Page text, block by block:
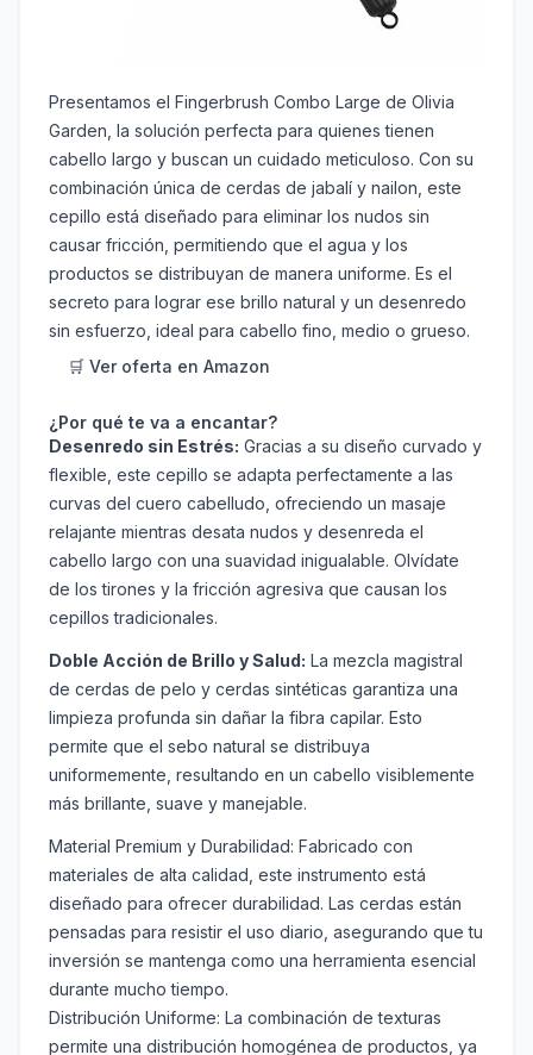
Presentamos el Fingerbrush Combo Large de Olivia
Garden, la solución perfecta para quienes tienen
cabello largo y buscan un cuidado meticuloso. Con su
combinación única de cerdas de jabalí y nailon, este
cepillo está diseñado para eliminar los nudos sin
causar fricción, permitiendo que el agua y los
productos se distribuyan de manera uniforme. Es el
secreto para lograr ese brillo natural y un desenredo
sin esfuerzo, ideal para cabello fino, medio o grueso.
🛒 Ver oferta en Amazon
¿Por qué te va a encantar?
Desenredo sin Estrés: Gracias a su diseño curvado y
flexible, este cepillo se adapta perfectamente a las
curvas del cuero cabelludo, ofreciendo un masaje
relajante mientras desata nudos y desenreda el
cabello largo con una suavidad inigualable. Olvídate
de los tirones y la fricción agresiva que causan los
cepillos tradicionales.
Doble Acción de Brillo y Salud: La mezcla magistral
de cerdas de pelo y cerdas sintéticas garantiza una
limpieza profunda sin dañar la fibra capilar. Esto
permite que el sebo natural se distribuya
uniformemente, resultando en un cabello visiblemente
más brillante, suave y manejable.
Material Premium y Durabilidad: Fabricado con
materiales de alta calidad, este instrumento está
diseñado para ofrecer durabilidad. Las cerdas están
pensadas para resistir el uso diario, asegurando que tu
inversión se mantenga como una herramienta esencial
durante mucho tiempo.
Distribución Uniforme: La combinación de texturas
permite una distribución homogénea de productos, ya